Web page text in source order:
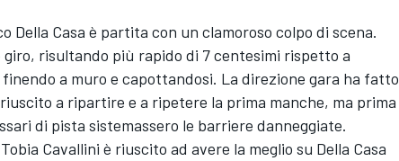
Della Casa è partita con un clamoroso colpo di scena.
giro, risultando più rapido di 7 centesimi rispetto a
a muro e capottandosi. La direzione gara ha fatto
a ripartire e a ripetere la prima manche, ma prima
di pista sistemassero le barriere danneggiate.
Cavallini è riuscito ad avere la meglio su Della Casa